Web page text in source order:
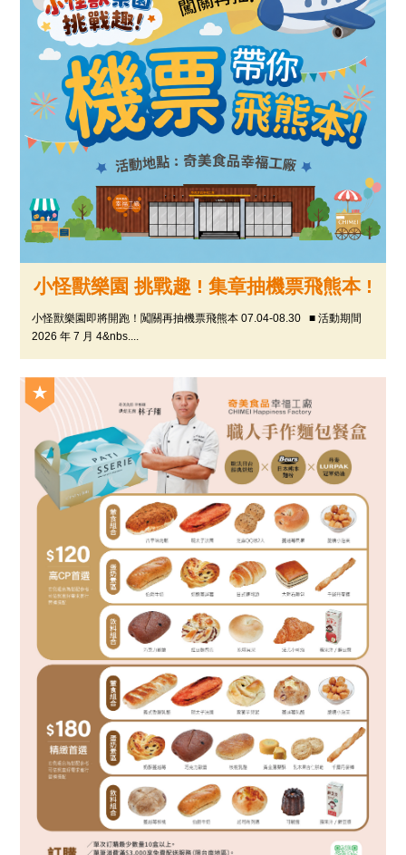
小怪獸樂園 挑戰趣 ! 集章抽機票飛熊本 !
小怪獸樂園即將開跑！闖關再抽機票飛熊本 07.04-08.30 ■ 活動期間
2026 年 7 月 4&nbs....